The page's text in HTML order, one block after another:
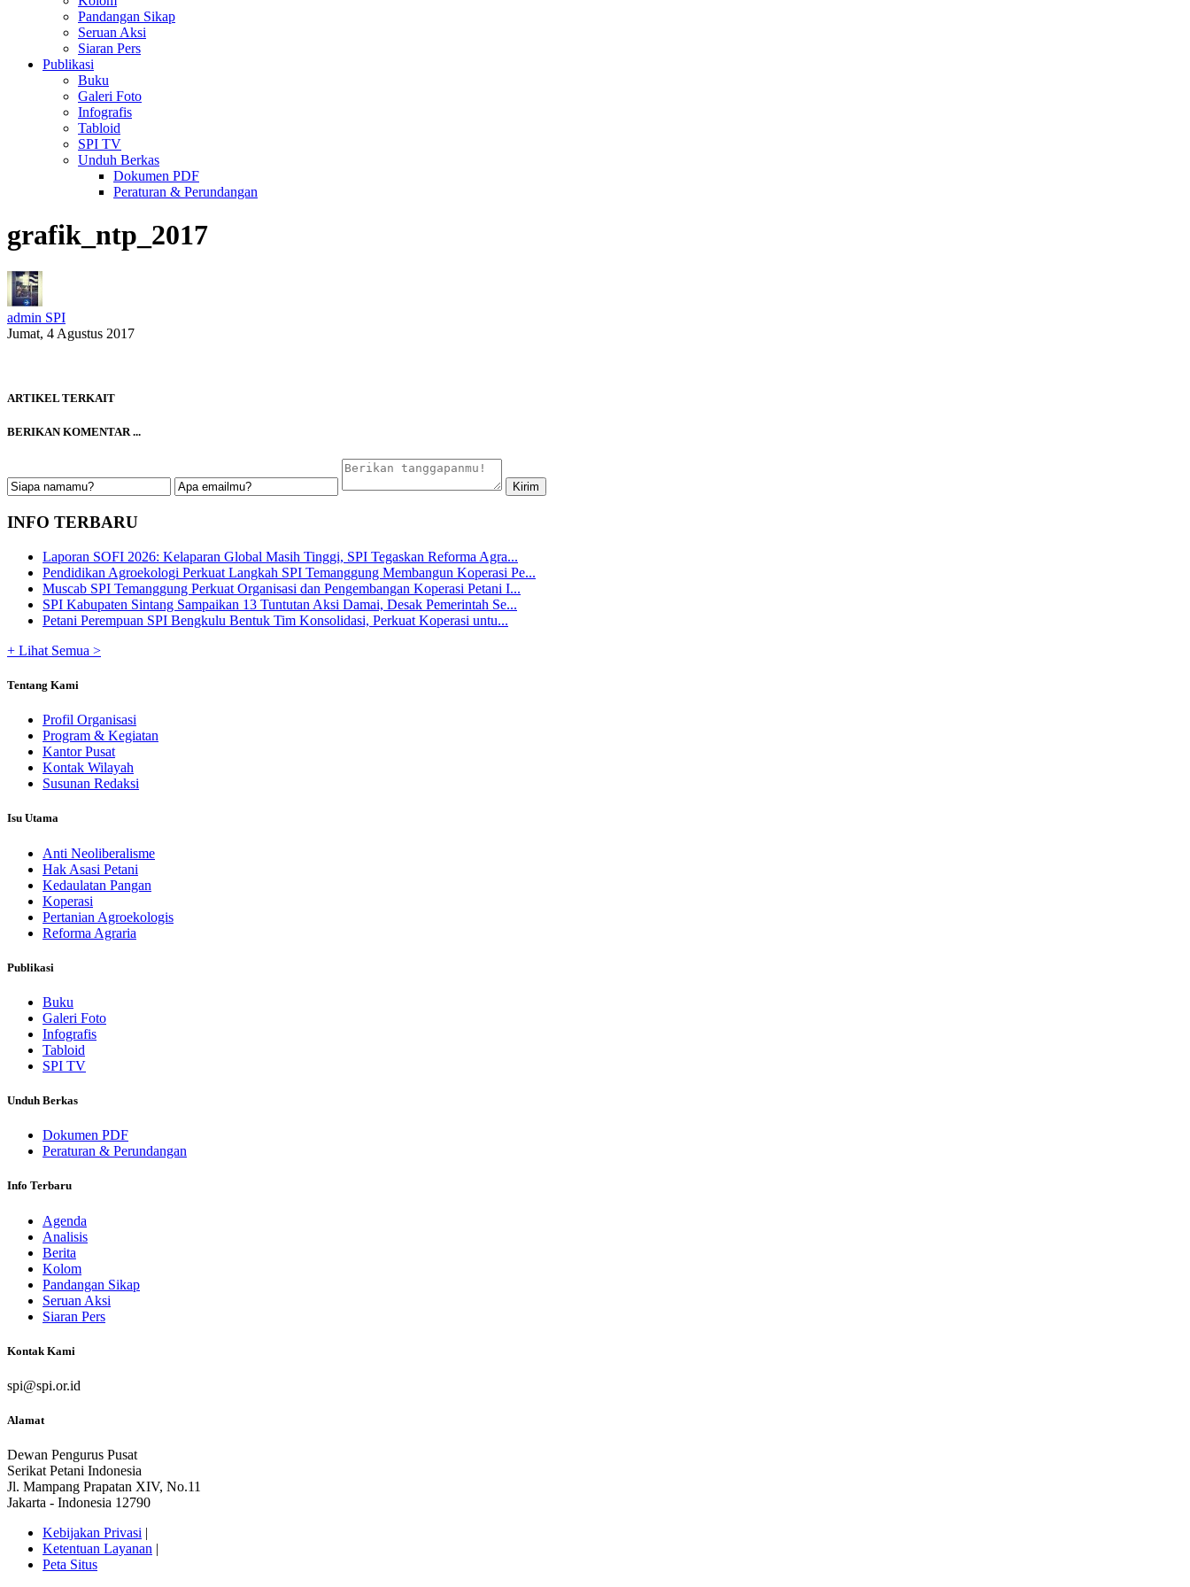
Pandangan Sikap
Seruan Aksi
Siaran Pers
Publikasi
Buku
Galeri Foto
Infografis
Tabloid
SPI TV
Unduh Berkas
Dokumen PDF
Peraturan & Perundangan
grafik_ntp_2017
admin SPI
Jumat, 4 Agustus 2017
ARTIKEL TERKAIT
BERIKAN KOMENTAR ...
INFO TERBARU
Laporan SOFI 2026: Kelaparan Global Masih Tinggi, SPI Tegaskan Reforma Agra...
Pendidikan Agroekologi Perkuat Langkah SPI Temanggung Membangun Koperasi Pe...
Muscab SPI Temanggung Perkuat Organisasi dan Pengembangan Koperasi Petani I...
SPI Kabupaten Sintang Sampaikan 13 Tuntutan Aksi Damai, Desak Pemerintah Se...
Petani Perempuan SPI Bengkulu Bentuk Tim Konsolidasi, Perkuat Koperasi untu...
+ Lihat Semua >
Tentang Kami
Profil Organisasi
Program & Kegiatan
Kantor Pusat
Kontak Wilayah
Susunan Redaksi
Isu Utama
Anti Neoliberalisme
Hak Asasi Petani
Kedaulatan Pangan
Koperasi
Pertanian Agroekologis
Reforma Agraria
Publikasi
Buku
Galeri Foto
Infografis
Tabloid
SPI TV
Unduh Berkas
Dokumen PDF
Peraturan & Perundangan
Info Terbaru
Agenda
Analisis
Berita
Kolom
Pandangan Sikap
Seruan Aksi
Siaran Pers
Kontak Kami
spi@spi.or.id
Alamat
Dewan Pengurus Pusat
Serikat Petani Indonesia
Jl. Mampang Prapatan XIV, No.11
Jakarta - Indonesia 12790
Kebijakan Privasi |
Ketentuan Layanan |
Peta Situs